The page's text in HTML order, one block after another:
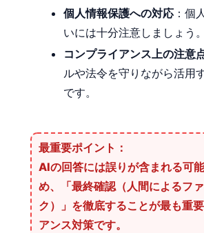
個人情報保護への対応 ：個
いには十分注意しましょう。
コンプライアンス上の注意
ルや法令を守りながら活用
です。
最重要ポイント：
AIの回答には誤りが含まれる可
め、
「最終確認（人間によるフ
ク）」を徹底することが最も重
アンス対策です。